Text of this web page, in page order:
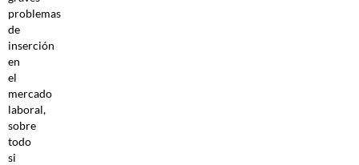
problemas
de
inserción
en
el
mercado
laboral,
sobre
todo
si